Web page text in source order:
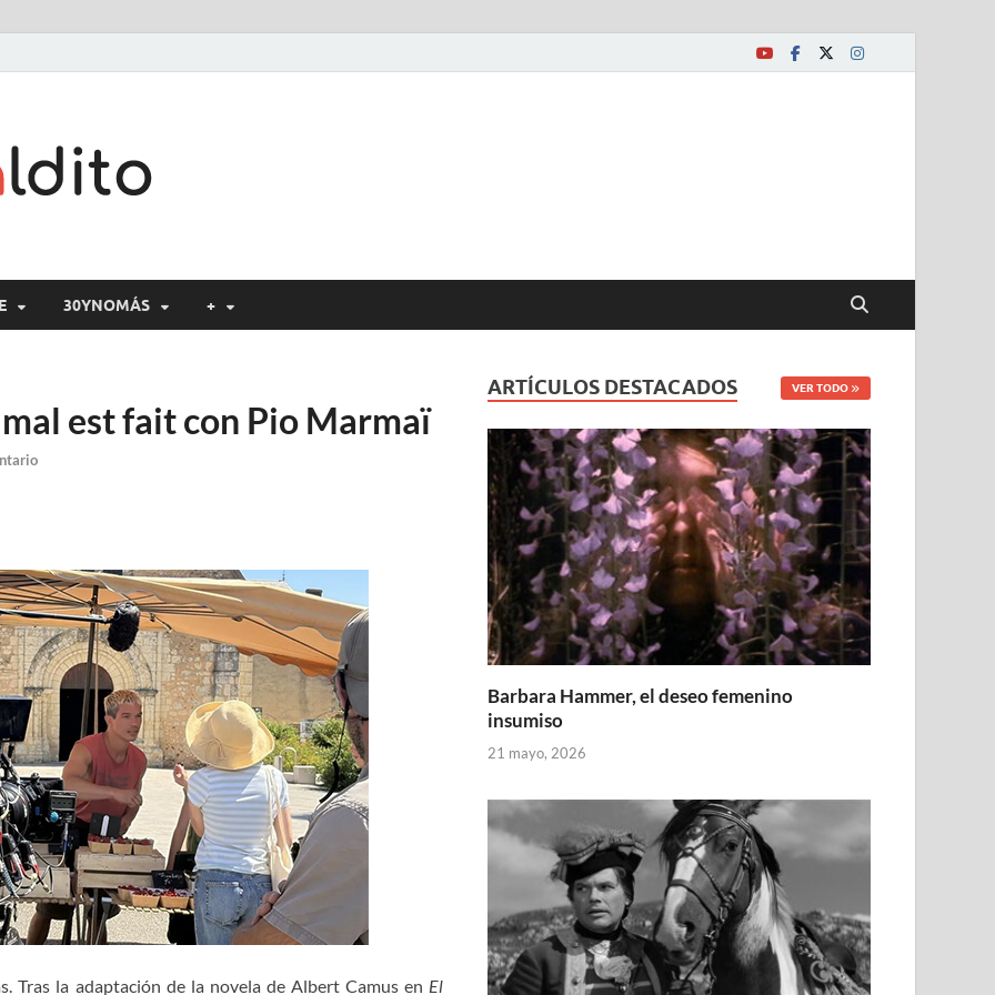
30YNOMÁS +
est fait con Pio Marmaï
Tras la adaptación de la novela de Albert Camus en El
ARTÍCULOS DESTACADOS VER TODO
Barbara Hammer, el deseo femenino
insumiso
21 mayo, 2026